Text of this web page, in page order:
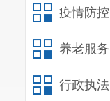
疫情防控
养老服务
行政执法